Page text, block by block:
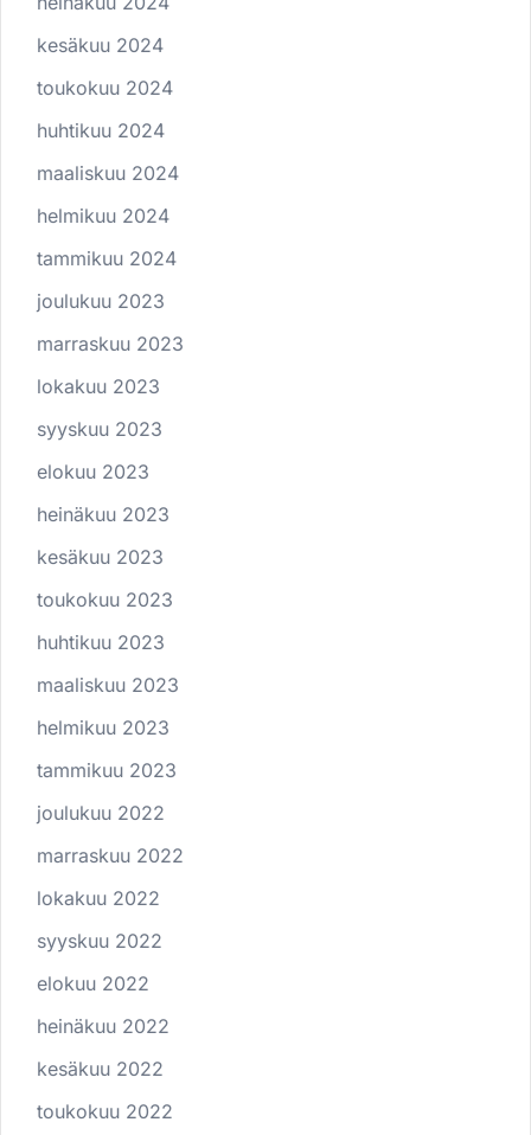
kesäkuu 2024
toukokuu 2024
huhtikuu 2024
maaliskuu 2024
helmikuu 2024
tammikuu 2024
joulukuu 2023
marraskuu 2023
lokakuu 2023
syyskuu 2023
elokuu 2023
heinäkuu 2023
kesäkuu 2023
toukokuu 2023
huhtikuu 2023
maaliskuu 2023
helmikuu 2023
tammikuu 2023
joulukuu 2022
marraskuu 2022
lokakuu 2022
syyskuu 2022
elokuu 2022
heinäkuu 2022
kesäkuu 2022
toukokuu 2022